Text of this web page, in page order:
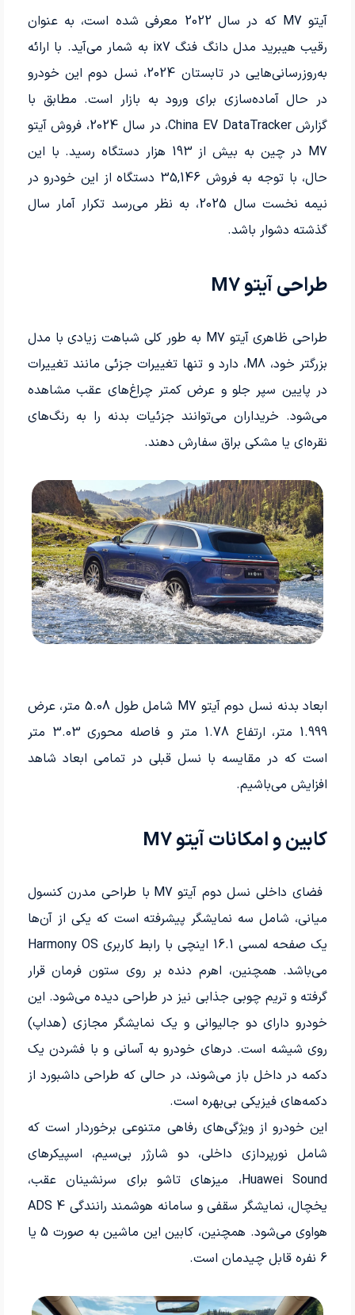
آیتو M7 که در سال 2022 معرفی شده است، به عنوان
رقیب هیبرید مدل دانگ فنگ ix7 به شمار می‌آید. با ارائه
به‌روزرسانی‌هایی در تابستان 2024، نسل دوم این خودرو
در حال آماده‌سازی برای ورود به بازار است. مطابق با
گزارش China EV DataTracker، در سال 2024، فروش آیتو
M7 در چین به بیش از 193 هزار دستگاه رسید. با این
حال، با توجه به فروش 35,146 دستگاه از این خودرو در
نیمه نخست سال 2025، به نظر می‌رسد تکرار آمار سال
گذشته دشوار باشد.
طراحی آیتو M7
طراحی ظاهری آیتو M7 به طور کلی شباهت زیادی با مدل
بزرگتر خود، M8، دارد و تنها تغییرات جزئی مانند تغییرات
در پایین سپر جلو و عرض کمتر چراغ‌های عقب مشاهده
می‌شود. خریداران می‌توانند جزئیات بدنه را به رنگ‌های
نقره‌ای یا مشکی براق سفارش دهند.
ابعاد بدنه نسل دوم آیتو M7 شامل طول 5.08 متر، عرض
1.999 متر، ارتفاع 1.78 متر و فاصله محوری 3.03 متر
است که در مقایسه با نسل قبلی در تمامی ابعاد شاهد
افزایش می‌باشیم.
کابین و امکانات آیتو M7
فضای داخلی نسل دوم آیتو M7 با طراحی مدرن کنسول
میانی، شامل سه نمایشگر پیشرفته است که یکی از آن‌ها
یک صفحه لمسی 16.1 اینچی با رابط کاربری Harmony OS
می‌باشد. همچنین، اهرم دنده بر روی ستون فرمان قرار
گرفته و تریم چوبی جذابی نیز در طراحی دیده می‌شود. این
خودرو دارای دو جالیوانی و یک نمایشگر مجازی (هداپ)
روی شیشه است. درهای خودرو به آسانی و با فشردن یک
دکمه در داخل باز می‌شوند، در حالی که طراحی داشبورد از
دکمه‌های فیزیکی بی‌بهره است.
این خودرو از ویژگی‌های رفاهی متنوعی برخوردار است که
شامل نورپردازی داخلی، دو شارژر بی‌سیم، اسپیکرهای
Huawei Sound، میزهای تاشو برای سرنشینان عقب،
یخچال، نمایشگر سقفی و سامانه هوشمند رانندگی ADS 4
هواوی می‌شود. همچنین، کابین این ماشین به صورت 5 یا
6 نفره قابل چیدمان است.